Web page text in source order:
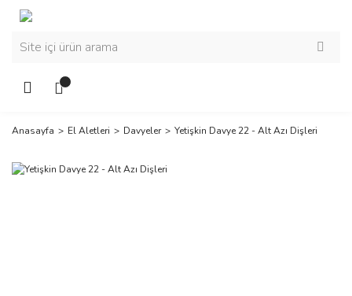
Anasayfa El Aletleri Davyeler Yetişkin Davye 22 - Alt Azı Dişleri